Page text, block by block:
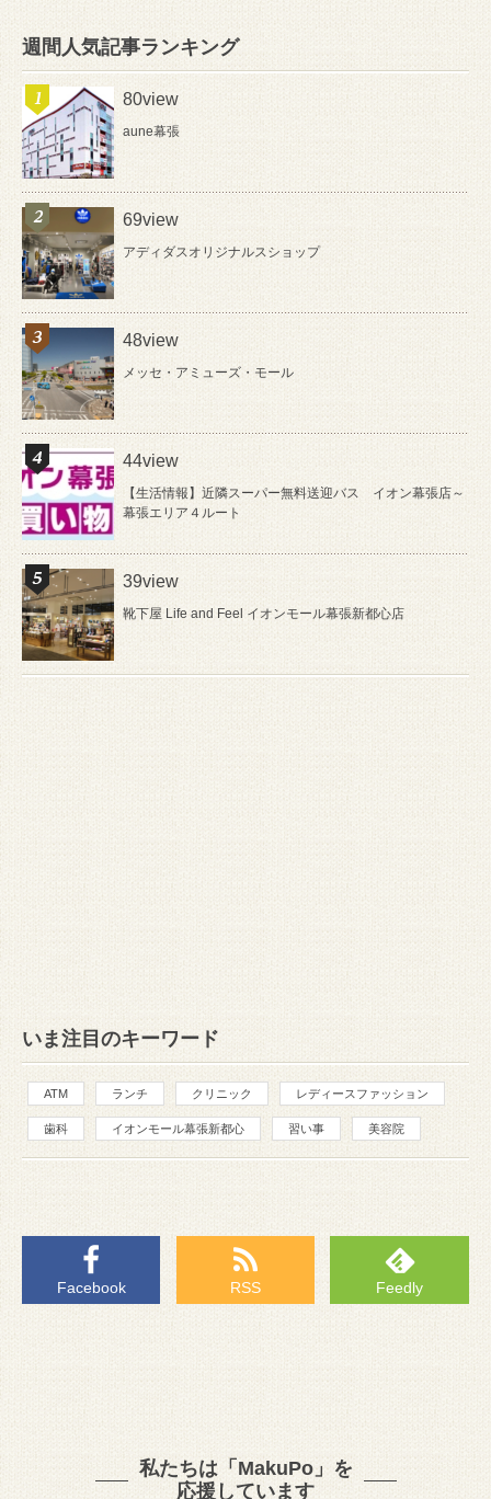
週間人気記事ランキング
80view
aune幕張
69view
アディダスオリジナルスショップ
48view
メッセ・アミューズ・モール
44view
【生活情報】近隣スーパー無料送迎バス イオン幕張店～
幕張エリア４ルート
39view
靴下屋 Life and Feel イオンモール幕張新都心店
いま注目のキーワード
ATM ランチ クリニック レディースファッション
歯科 イオンモール幕張新都心 習い事 美容院
Facebook RSS Feedly
私たちは「MakuPo」を
応援しています